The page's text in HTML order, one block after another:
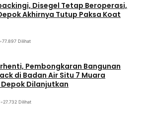
Disegel Tetap Beroperasi,
Akhirnya Tutup Paksa Koat
•77.897 Dilihat
Pembongkaran Bangunan
di Badan Air Situ 7 Muara
Dilanjutkan
•27.732 Dilihat